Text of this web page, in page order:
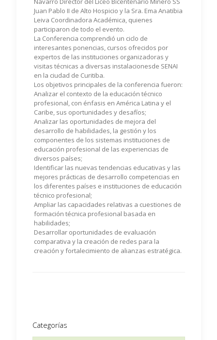
Juan Pablo II de Alto Hospicio y la Sra. Ema Anatibia
Leiva Coordinadora Académica, quienes
participaron de todo el evento.
La Conferencia comprendió un ciclo de
interesantes ponencias, cursos ofrecidos por
expertos de las instituciones organizadoras y
visitas técnicas a diversas instalacionesde SENAI
en la ciudad de Curitiba.
Los objetivos principales de la conferencia fueron:
Analizar el contexto de la educación técnico
profesional, con énfasis en América Latina y el
Caribe, sus oportunidades y desafíos;
Analizar las oportunidades de mejora del
desarrollo de habilidades, la gestión y los
componentes de los sistemas instituciones de
educación profesional de las experiencias de
diversos países;
Identificar las nuevas tendencias educativas y las
mejores prácticas de desarrollo competencias en
los diferentes países e instituciones de educación
técnico profesional;
Ampliar las capacidades relativas a cuestiones de
formación técnica profesional basada en
habilidades;
Desarrollar oportunidades de evaluación
comparativa y la creación de redes para la
creación y fortalecimiento de alianzas estratégica.
Categorías